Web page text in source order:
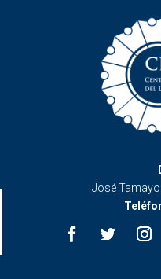
José Tamayo